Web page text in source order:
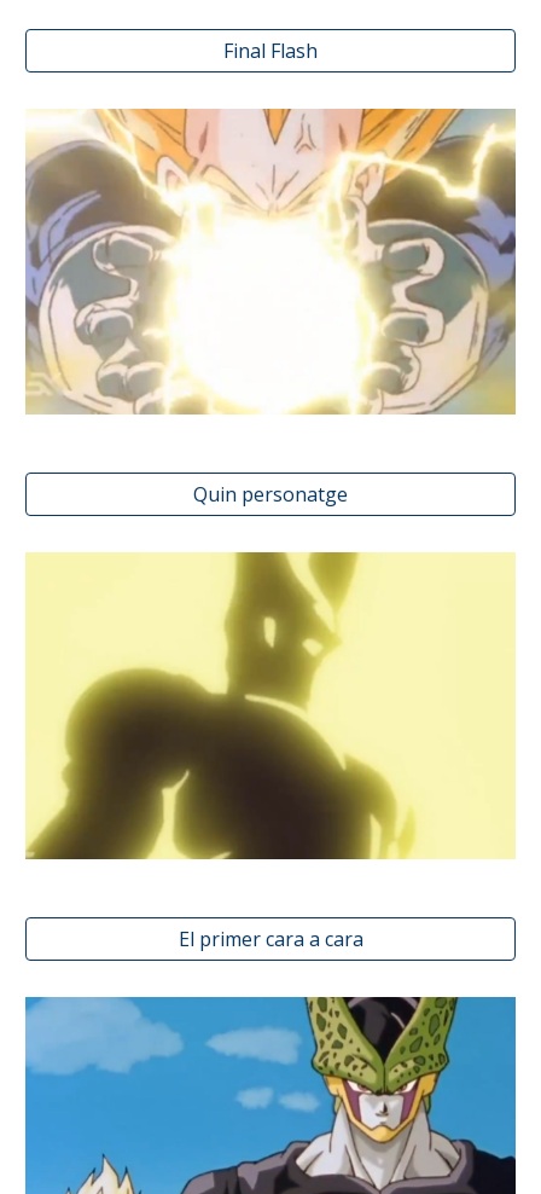
Final Flash
Quin personatge
El primer cara a cara